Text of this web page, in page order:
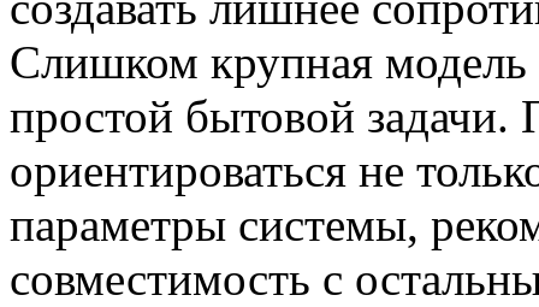
Слишком крупная
простой бытовой
ориентироваться не
параметры системы,
совместимость с